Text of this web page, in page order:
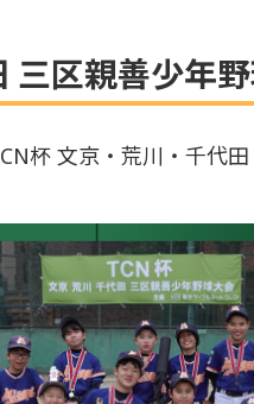
三区親善少年
杯 文京・荒川・千代